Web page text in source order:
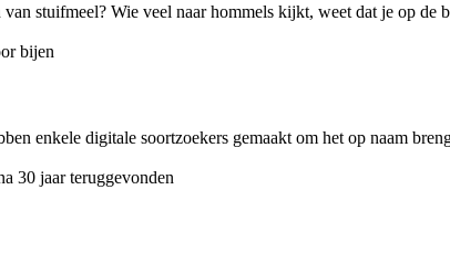
stuifmeel? Wie veel naar hommels kijkt, weet dat je op de
enkele digitale soortzoekers gemaakt om het op naam